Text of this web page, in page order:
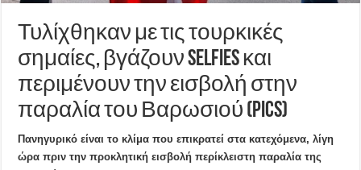
Τυλίχθηκαν με τις τουρκικές
σημαίες, βγάζουν selfies και
περιμένουν την εισβολή στην
παραλία του Βαρωσιού (pics)
Πανηγυρικό είναι το κλίμα που επικρατεί στα κατεχόμενα, λίγη
ώρα πριν την προκλητική εισβολή περίκλειστη παραλία της